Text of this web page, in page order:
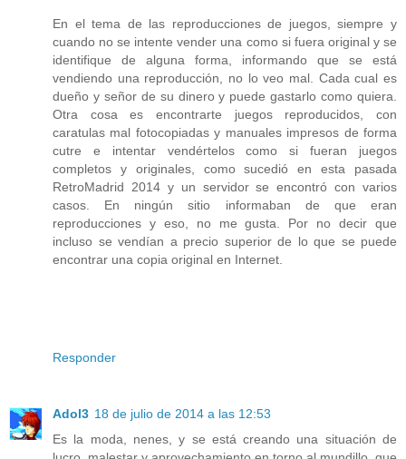
En el tema de las reproducciones de juegos, siempre y
cuando no se intente vender una como si fuera original y se
identifique de alguna forma, informando que se está
vendiendo una reproducción, no lo veo mal. Cada cual es
dueño y señor de su dinero y puede gastarlo como quiera.
Otra cosa es encontrarte juegos reproducidos, con
caratulas mal fotocopiadas y manuales impresos de forma
cutre e intentar vendértelos como si fueran juegos
completos y originales, como sucedió en esta pasada
RetroMadrid 2014 y un servidor se encontró con varios
casos. En ningún sitio informaban de que eran
reproducciones y eso, no me gusta. Por no decir que
incluso se vendían a precio superior de lo que se puede
encontrar una copia original en Internet.
Responder
Adol3 18 de julio de 2014 a las 12:53
Es la moda, nenes, y se está creando una situación de